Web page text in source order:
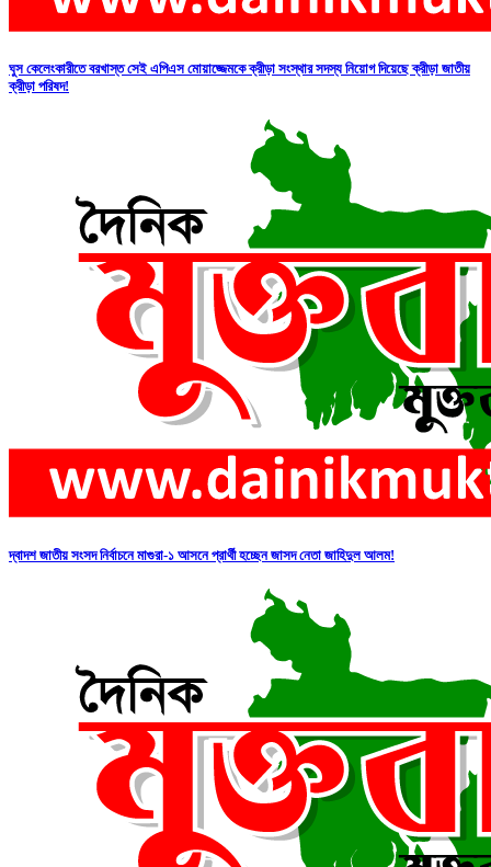
ঘুস কেলেংকারীতে বরখাস্ত সেই এপিএস মোয়াজ্জেমকে ক্রীড়া সংস্থার সদস্য নিয়োগ দিয়েছে ক্রীড়া জাতীয়
ক্রীড়া পরিষদ!
দ্বাদশ জাতীয় সংসদ নির্বাচনে মাগুরা-১ আসনে প্রার্থী হচ্ছেন জাসদ নেতা জাহিদুল আলম!